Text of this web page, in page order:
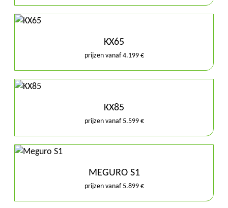
KX65
prijzen vanaf 4.199 €
KX85
prijzen vanaf 5.599 €
MEGURO S1
prijzen vanaf 5.899 €